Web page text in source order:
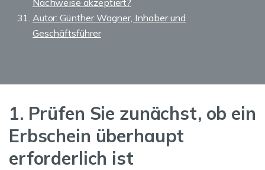
Nachweise akzeptiert?
Autor: Günther Wagner, Inhaber und
Geschäftsführer
1. Prüfen Sie zunächst, ob ein
Erbschein überhaupt
erforderlich ist